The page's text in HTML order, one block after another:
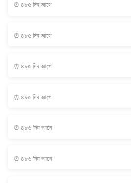
⏰ ৪৮৫ দিন আগে
⏰ ৪৮৫ দিন আগে
⏰ ৪৮৫ দিন আগে
⏰ ৪৮৫ দিন আগে
⏰ ৪৮৬ দিন আগে
⏰ ৪৮৬ দিন আগে